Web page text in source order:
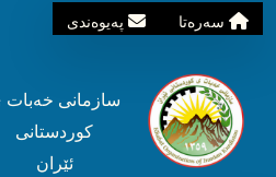
سه‌ره‌تا په‌یوه‌ندی
سازمانی خه‌بات
کوردستانی
ئێران